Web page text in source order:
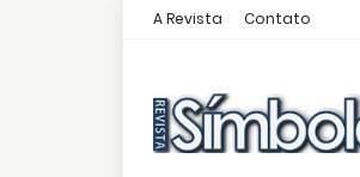
A Revista Contato